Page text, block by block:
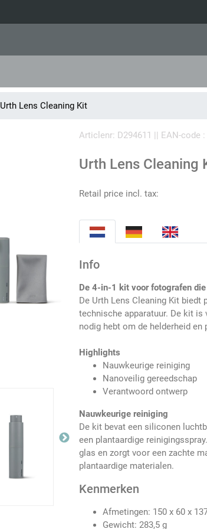
Urth Lens Cleaning Kit
Articlenr: D294611 || EAN-code
Urth Lens Cleaning
Retail price incl. tax:
Info
De 4-in-1 kit voor fotografen
De Urth Lens Cleaning Kit
technische apparatuur. De kit
nodig hebt om de helderheid
Highlights
Nauwkeurige reiniging
Nanoveilig gereedschap
Verantwoord ontwerp
Nauwkeurige reiniging
De kit bevat een siliconen
een plantaardige
glas en zorgt voor een zachte
plantaardige materialen.
Kenmerken
Afmetingen: 150 x 60 x
Gewicht: 283,5 g